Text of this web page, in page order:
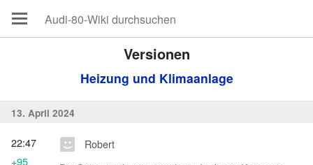
Versionen
Heizung und Klimaanlage
13. April 2024
Robert
22:47
+95